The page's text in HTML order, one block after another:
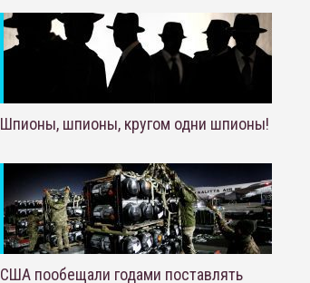
Шпионы, шпионы, кругом одни шпионы!
США пообещали годами поставлять